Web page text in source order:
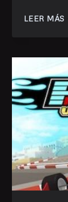
LEER MÁS